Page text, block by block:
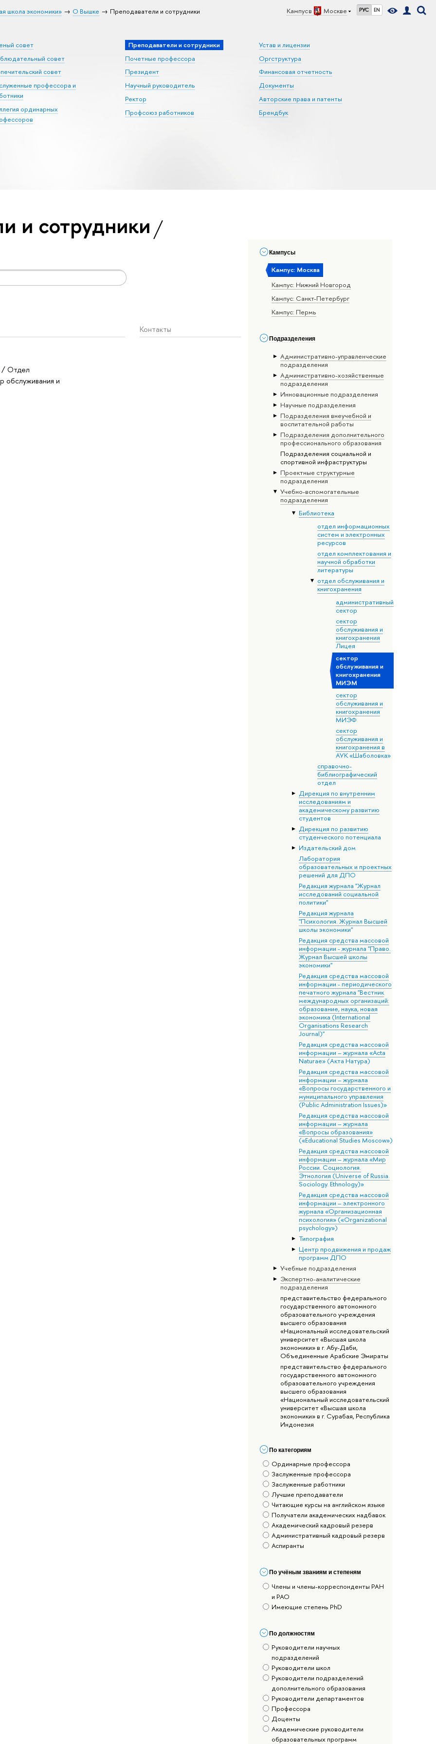
Кампус в Москве РУС EN
школа экономики» О Вышке Преподаватели и сотрудники
совет
совет
совет
профессора и
ординарных
Преподаватели и сотрудники
Почетные профессора
Президент
Научный руководитель
Ректор
Профсоюз работников
Устав и лицензии
Оргструктура
Финансовая отчетность
Документы
Авторские права и патенты
Брендбук
Кампусы
Кампус: Москва
Кампус: Нижний Новгород
Кампус: Санкт-Петербург
Кампус: Пермь
Подразделения
Административно-управленческие
подразделения
Административно-хозяйственные
подразделения
Инновационные подразделения
Научные подразделения
Подразделения внеучебной и
воспитательной работы
Подразделения дополнительного
профессионального образования
Подразделения социальной и
спортивной инфраструктуры
Проектные структурные
подразделения
Учебно-вспомогательные
подразделения
Библиотека
отдел информационных
систем и электронных
ресурсов
отдел комплектования и
научной обработки
литературы
отдел обслуживания и
книгохранения
административный
сектор
сектор
обслуживания и
книгохранения
Лицея
сектор
обслуживания и
книгохранения
МИЭМ
сектор
обслуживания и
книгохранения
МИЭФ
сектор
обслуживания и
книгохранения в
АУК «Шаболовка»
справочно-
библиографический
отдел
Дирекция по внутренним
исследованиям и
академическому развитию
студентов
Дирекция по развитию
студенческого потенциала
Издательский дом
Лаборатория
образовательных и проектных
решений для ДПО
Редакция журнала "Журнал
исследований социальной
политики"
Редакция журнала
"Психология. Журнал Высшей
школы экономики"
Редакция средства массовой
информации - журнала "Право.
Журнал Высшей школы
экономики"
Редакция средства массовой
информации - периодического
печатного журнала "Вестник
международных организаций:
образование, наука, новая
экономика (International
Organisations Research
Journal)"
Редакция средства массовой
информации – журнала «Acta
Naturae» (Акта Натура)
Редакция средства массовой
информации – журнала
«Вопросы государственного и
муниципального управления
(Public Administration Issues)»
Редакция средства массовой
информации – журнала
«Вопросы образования»
(«Educational Studies Moscow»)
Редакция средства массовой
информации – журнала «Мир
России. Социология.
Этнология (Universe of Russia.
Sociology. Ethnology)»
Редакция средства массовой
информации – электронного
журнала «Организационная
психология» («Organizational
psychology»)
Типография
Центр продвижения и продаж
программ ДПО
Учебные подразделения
Экспертно-аналитические
подразделения
представительство федерального
государственного автономного
образовательного учреждения
высшего образования
«Национальный исследовательский
университет «Высшая школа
экономики» в г. Абу-Даби,
Объединенные Арабские Эмираты
представительство федерального
государственного автономного
образовательного учреждения
высшего образования
«Национальный исследовательский
университет «Высшая школа
экономики» в г. Сурабая, Республика
Индонезия
По категориям
Ординарные профессора
Заслуженные профессора
Заслуженные работники
Лучшие преподаватели
Читающие курсы на английском языке
Получатели академических надбавок
Академический кадровый резерв
Административный кадровый резерв
Аспиранты
По учёным званиям и степеням
Члены и члены-корреспонденты РАН
и РАО
Имеющие степень PhD
По должностям
Руководители научных
подразделений
Руководители школ
Руководители подразделений
дополнительного образования
Руководители департаментов
Профессора
Доценты
Академические руководители
образовательных программ
и сотрудники
Контакты
/ Отдел
обслуживания и